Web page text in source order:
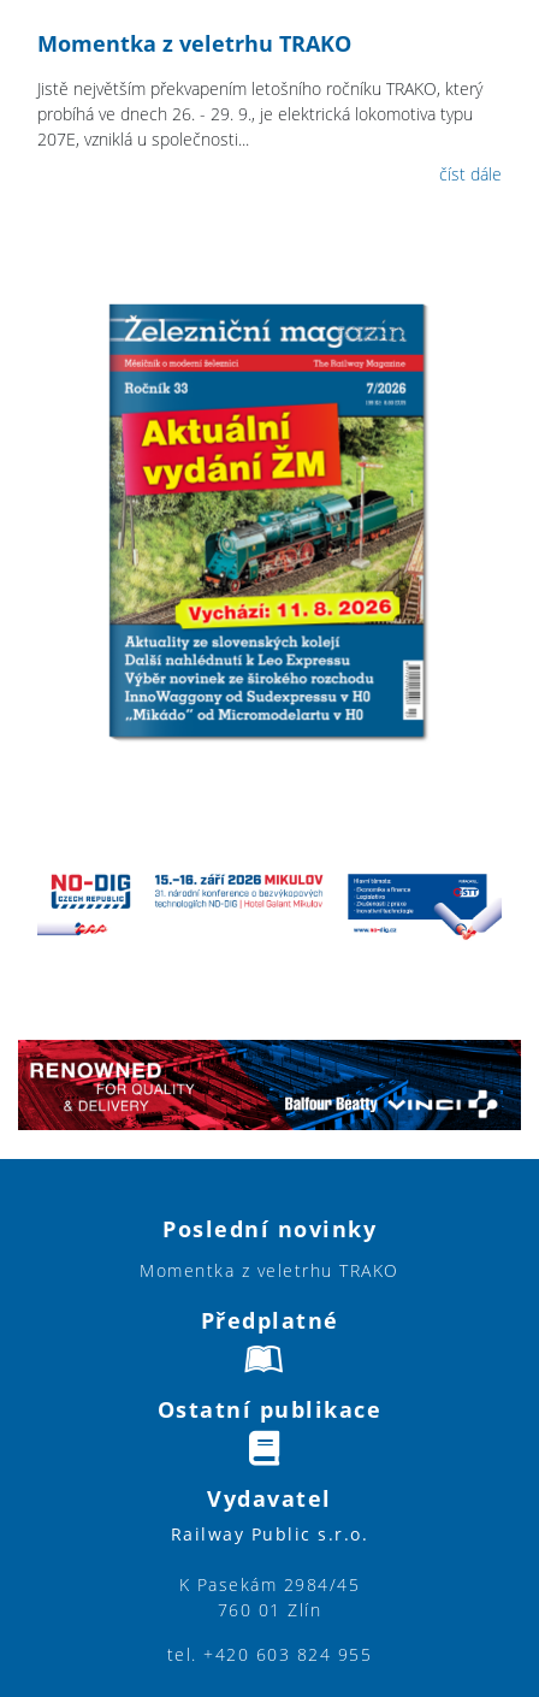
Momentka z veletrhu TRAKO
Jistě největším překvapením letošního ročníku TRAKO, který
probíhá ve dnech 26. - 29. 9., je elektrická lokomotiva typu
207E, vzniklá u společnosti...
číst dále
Poslední novinky
Momentka z veletrhu TRAKO
Předplatné
Ostatní publikace
Vydavatel
Railway Public s.r.o.
K Pasekám 2984/45
760 01 Zlín
tel. +420 603 824 955